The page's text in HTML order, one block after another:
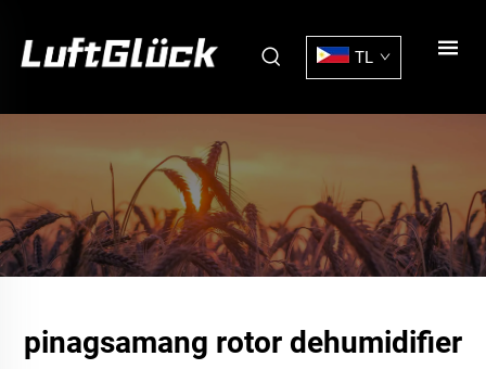
TL
pinagsamang rotor dehumidifier